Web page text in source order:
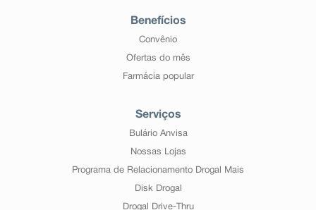
Benefícios
Convênio
Ofertas do mês
Farmácia popular
Serviços
Bulário Anvisa
Nossas Lojas
Programa de Relacionamento Drogal Mais
Disk Drogal
Drogal Drive-Thru